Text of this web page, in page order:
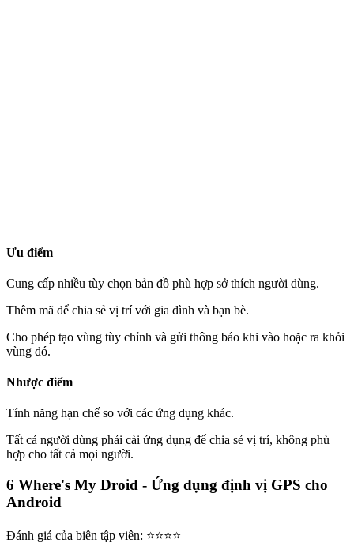
Ưu điểm
Cung cấp nhiều tùy chọn bản đồ phù hợp sở thích người dùng.
Thêm mã để chia sẻ vị trí với gia đình và bạn bè.
Cho phép tạo vùng tùy chỉnh và gửi thông báo khi vào hoặc ra khỏi
vùng đó.
Nhược điểm
Tính năng hạn chế so với các ứng dụng khác.
Tất cả người dùng phải cài ứng dụng để chia sẻ vị trí, không phù
hợp cho tất cả mọi người.
6 Where's My Droid - Ứng dụng định vị GPS cho
Android
Đánh giá của biên tập viên: ⭐⭐⭐⭐